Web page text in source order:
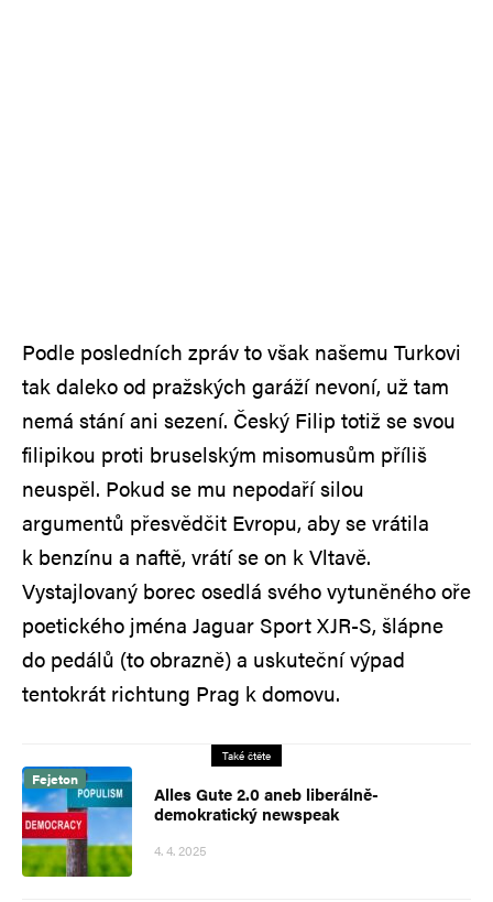
Podle posledních zpráv to však našemu Turkovi
tak daleko od pražských garáží nevoní, už tam
nemá stání ani sezení. Český Filip totiž se svou
filipikou proti bruselským misomusům příliš
neuspěl. Pokud se mu nepodaří silou
argumentů přesvědčit Evropu, aby se vrátila
k benzínu a naftě, vrátí se on k Vltavě.
Vystajlovaný borec osedlá svého vytuněného oře
poetického jména Jaguar Sport XJR-S, šlápne
do pedálů (to obrazně) a uskuteční výpad
tentokrát richtung Prag k domovu.
Také čtěte
Fejeton
Alles Gute 2.0 aneb liberálně-
demokratický newspeak
4. 4. 2025